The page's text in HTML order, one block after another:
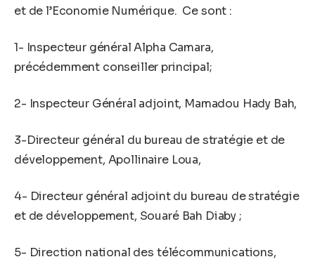
et de l’Economie Numérique. Ce sont :
1- Inspecteur général Alpha Camara,
précédemment conseiller principal;
2- Inspecteur Général adjoint, Mamadou Hady Bah,
3-Directeur général du bureau de stratégie et de
développement, Apollinaire Loua,
4- Directeur général adjoint du bureau de stratégie
et de développement, Souaré Bah Diaby ;
5- Direction national des télécommunications,